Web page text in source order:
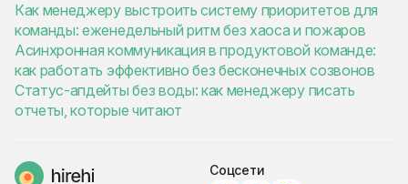
Как менеджеру выстроить систему приоритетов для
команды: еженедельный ритм без хаоса и пожаров
Асинхронная коммуникация в продуктовой команде:
как работать эффективно без бесконечных созвонов
Статус-апдейты без воды: как менеджеру писать
отчеты, которые читают
Соцсети